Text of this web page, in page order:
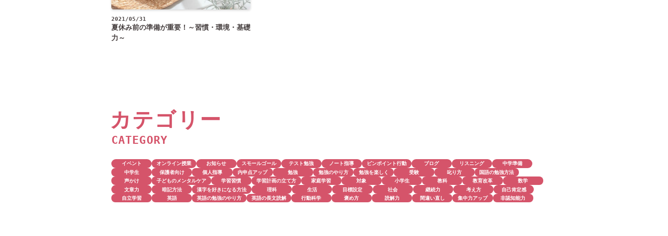
2021/05/31
夏休み前の準備が重要！～習慣・環境・基礎
力～
カテゴリー
CATEGORY
イベント オンライン授業 お知らせ スモールゴール テスト勉強 ノート指導 ピンポイント行動 ブログ リスニング
中学準備
中学生
保護者向け 個人指導 内申点アップ 勉強 勉強のやり方 勉強を楽しく 受験 叱り方
国語の勉強方法
声かけ
子どものメンタルケア 学習習慣 学習計画の立て方 家庭学習 対象 小学生 教科 教育改革
数学
文章力
暗記方法 漢字を好きになる方法 理科 生活 目標設定 社会 継続力 考え方
自己肯定感
自立学習
英語 英語の勉強のやり方 英語の長文読解 行動科学 褒め方 読解力 間違い直し 集中力アップ 非認知能力